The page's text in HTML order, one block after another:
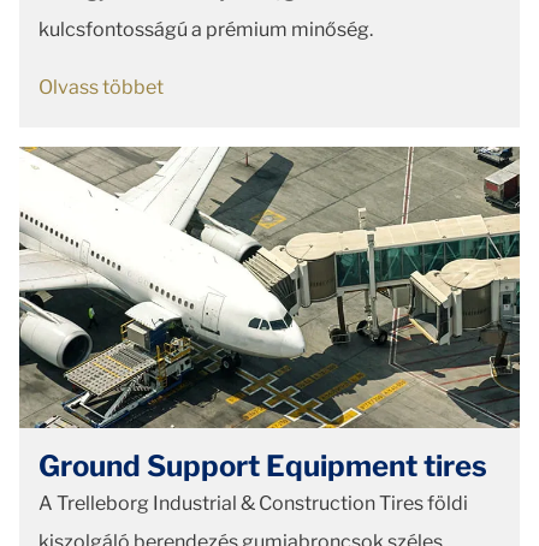
kulcsfontosságú a prémium minőség.
Olvass többet
Ground Support Equipment tires
A Trelleborg Industrial & Construction Tires földi